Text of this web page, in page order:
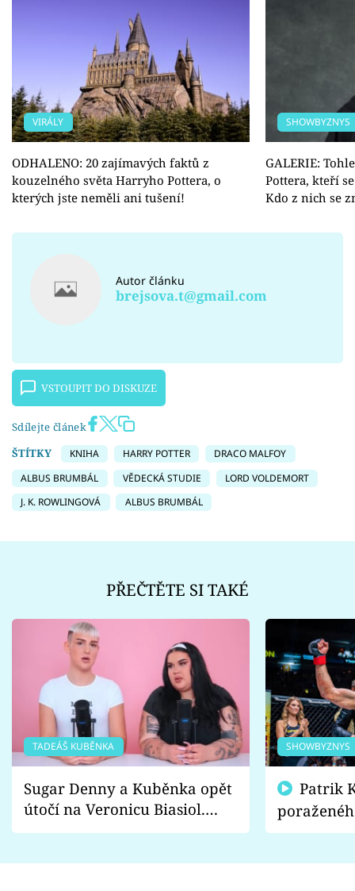
VIRÁLY
ODHALENO: 20 zajímavých faktů z
kouzelného světa Harryho Pottera, o
kterých jste neměli ani tušení!
SHOWBYZNYS
GALERIE:
Pottera, kteří
Kdo z nich se
Autor článku
brejsova.t@gmail.com
VSTOUPIT DO DISKUZE
Sdílejte článek
ŠTÍTKY
KNIHA HARRY POTTER
DRACO MALFOY
ALBUS BRUMBÁL
VĚDECKÁ STUDIE
LORD VOLDEMORT
J. K. ROWLINGOVÁ
ALBUS BRUMBÁL
PŘEČTĚTE SI TAKÉ
TADEÁŠ KUBĚNKA
Sugar Denny a Kuběnka opět
útočí na Veronicu Biasiol.
Proč je podle nich falešná a
SHOWBYZNYS
fanoušci